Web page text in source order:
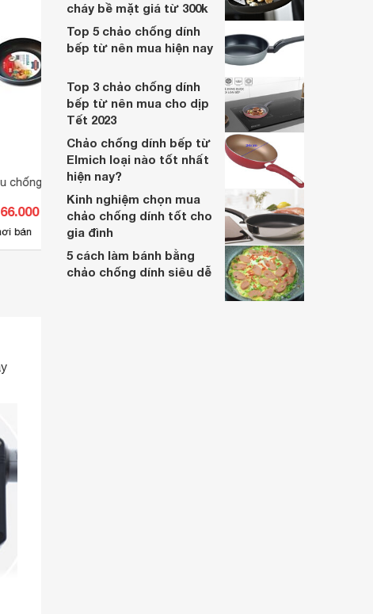
chống dính Sunhouse
đ
bán
Chảo chống dính Sunhouse
CT24 (CT-24) - 24cm
Giá từ 88.000 đ
cháy bề mặt giá từ 300k
Top 5 chảo chống dính
bếp từ nên mua hiện nay
Top 3 chảo chống dính
bếp từ nên mua cho dịp
Tết 2023
Chảo chống dính bếp từ
Elmich loại nào tốt nhất
hiện nay?
Kinh nghiệm chọn mua
chảo chống dính tốt cho
gia đình
5 cách làm bánh bằng
chảo chống dính siêu dễ